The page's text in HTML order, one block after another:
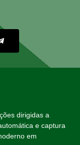
dirigidas a
e captura
em